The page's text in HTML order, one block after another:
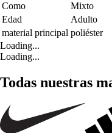
Como
Mixto
Edad
Adulto
material principal poliéster
Loading...
Loading...
Todas nuestras